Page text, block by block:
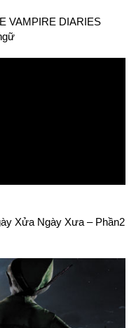
VAMPIRE DIARIES
Xửa Ngày Xưa – Phần2